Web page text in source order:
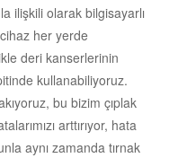
ilişkili olarak bilgisayarlı
her yerde
deri kanserlerinin
kullanabiliyoruz.
bu bizim çıplak
arttırıyor, hata
aynı zamanda tırnak